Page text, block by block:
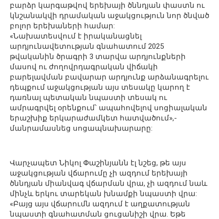
բարձր կարգաթվով երեխայի ծննդյան փաստն ու
կնշանակվի դրամական աջակցություն նոր ծնված
բոլոր երեխաների համար:
«Նախատեսվում է իրականացնել
արդյունավետության գնահատում 2025
թվականին ծրագրի 3 տարվա արդյունքների
մասով ու ժողովրդագրական վիճակի
բարելավման բավարար արդյունք արձանագրելու
դեպքում աջակցության այս տեսակը կարող է
դառնալ պետական նպաստի տեսակ ու
ամրագրվել օրենքում՝ ապահովելով սոցիալական
երաշխիք երկարաժամկետ հատվածում»,-
մանրամասնեց սոցապնախարարը:
Վարչապետ Նիկոլ Փաշինյանն էլ նշեց, թե այս
աջակցության վճարումը չի ազդում երեխայի
ծննդյան միանվագ վճարման վրա, չի ազդում նաև
մինչև երկու տարեկան խնամքի նպաստի վրա:
«Բայց այս վճարումն ազդում է աղքատության
նպաստի գնահատման ցուցանիշի վրա. Եթե